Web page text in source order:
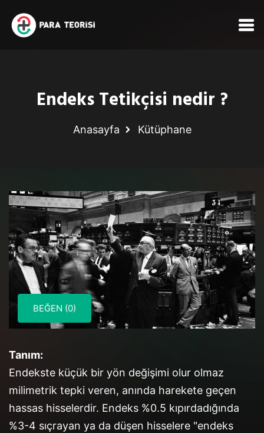
Endeks Tetikçisi nedir ?
Anasayfa Kütüphane
BEĞEN (0)
Tanım:
Endekste küçük bir yön değişimi olur olmaz
milimetrik tepki veren, anında harekete geçen
hassas hisselerdir. Endeks %0.5 kıpırdadığında
%3-4 sıçrayan ya da düşen hisselere "endeks